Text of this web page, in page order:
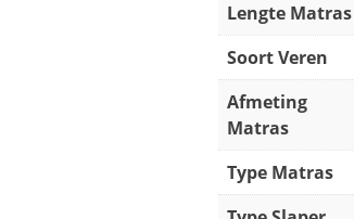
Lengte Matras
Soort Veren
Afmeting
Matras
Type Matras